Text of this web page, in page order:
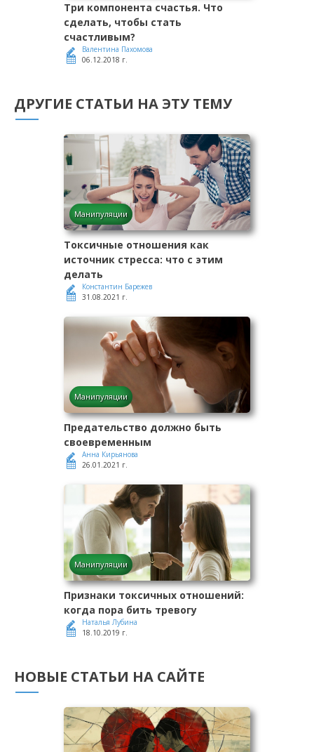
Три компонента счастья. Что
сделать, чтобы стать
счастливым?
Валентина Пахомова
06.12.2018 г.
ДРУГИЕ СТАТЬИ НА ЭТУ ТЕМУ
Манипуляции
Токсичные отношения как
источник стресса: что с этим
делать
Константин Барежев
31.08.2021 г.
Манипуляции
Предательство должно быть
своевременным
Анна Кирьянова
26.01.2021 г.
Манипуляции
Признаки токсичных отношений:
когда пора бить тревогу
Наталья Лубина
18.10.2019 г.
НОВЫЕ СТАТЬИ НА САЙТЕ